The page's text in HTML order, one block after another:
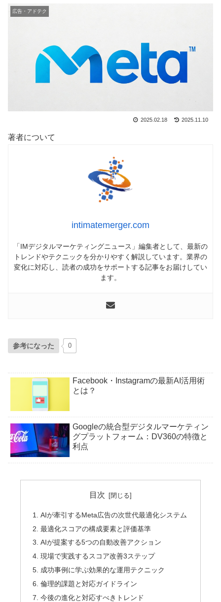
広告・アドテク
2025.02.18 2025.11.10
著者について
intimatemerger.com
「IMデジタルマーケティングニュース」編集者として、最新の
トレンドやテクニックを分かりやすく解説しています。業界の
変化に対応し、読者の成功をサポートする記事をお届けしてい
ます。
参考になった 0
Facebook・Instagramの最新AI活用術
とは？
Googleの統合型デジタルマーケティン
グプラットフォーム：DV360の特徴と
利点
目次
AIが牽引するMeta広告の次世代最適化システム
最適化スコアの構成要素と評価基準
AIが提案する5つの自動改善アクション
現場で実践するスコア改善3ステップ
成功事例に学ぶ効果的な運用テクニック
倫理的課題と対応ガイドライン
今後の進化と対応すべきトレンド